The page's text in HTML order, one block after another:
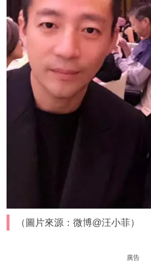
（圖片來源：微博@汪小菲）
廣告